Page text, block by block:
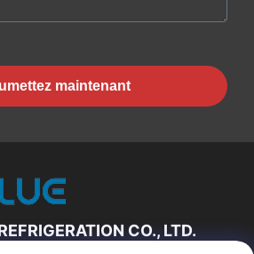
maintenant
CO., LTD.